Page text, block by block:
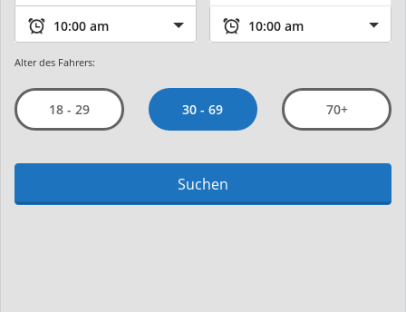
Alter des Fahrers:
18 - 29 30 - 69 70+
Suchen